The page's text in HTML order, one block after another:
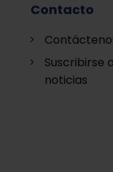
Contacto
Suscribirse
noticias